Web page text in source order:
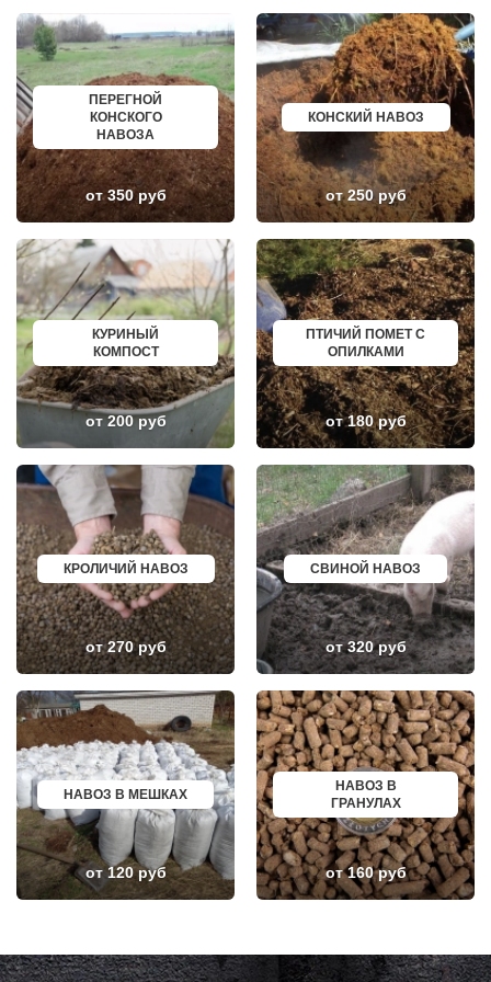
ЛИКИНО-ДУЛЕВО
ЛОБАНОВО
ЛОБНЯ
ЛОПАТИНСКИЙ
ЛОСИНО-ПЕТРОВСКИЙ
ЛОТОШИНО
ЛУКИНО
ЛУНЕВО
ЛУХОВИЦЫ
ЛЫТКАРИНО
ЛЬВОВСКИЙ
ЛЮБЕРЦЫ
МАЛАХОВКА
МАЛИНО
МАМЫРИ
МАРФИНО
МЕНДЕЛЕЕВО
МЕШКОВО
МЕЩЕРИНО
МИХНЕВО
МИШЕРОНСКИЙ
МОЖАЙСК
МОЛОДЕЖНЫЙ
МОЛОКОВО
МОНИНО
МОСКОВСКИЙ
МУХАНОВО
НАРО-ФОМИНСК
НАХАБИНО
НЕКРАСОВКА
НЕКРАСОВСКИЙ
НЕМЧИНОВКА
НИЖНЕЕ ВАЛУЕВО
НОВИНКИ
НОВОБРАТЦЕВСКИЙ
НОВОИВАНОВСКОЕ
НОВОПЕТРОВСКОЕ
НОВОПОДРЕЗКОВО
НОВОСИНЬКОВО
НОГИНСК
ОБОЛЕНСК
ОБУХОВО
ОДИНЦОВО
ОЖЕРЕЛЬЕ
ОКТЯБРЬСКИЙ
ОПАЛИХА
ОРЕХОВО-ЗУЕВО
ОСТРОВЦЫ
ПАВЛОВСКАЯ СЛОБОДА
ПЕРВОМАЙСКОЕ
ПЕРЕСВЕТ
СОСНОВЫЙ БОР
РЕВДА
ГАГАРИН
ПОЧИНОК
ГУСЕВ
КАНАШ
КУРГАНИНСК
ЩЕКИНО
ДИМИТРОВГРАД
СИМ
МАЛОЯРОСЛАВЕЦ
МАРИИНСК
ВЕРХНЯЯ ПЫШМА
РОССОШЬ
УСТЬ ЛАБИНСК
КОМСОМОЛЬСК
РЖЕВ
АЛЕКСЕЕВКА
ВЯЗЬМА
ИШИМ
ПОКРОВ
ЗЕЛЕНОДОЛЬСК
ЛИВНЫ
БОБРОВ
ЛИСКИ
КУЗНЕЦК
БАЛАШОВ
ВЫШНИЙ ВОЛОЧЕК
БЕЛОЯРСКИЙ
ГУСЬ ХРУСТАЛЬНЫЙ
ИЗБЕРБАШ
НАЗРАНЬ
АБИНСК
ПЕРЕВОЗ
ИСКИТИМ
СЫСЕРТЬ
КЫЗЫЛ
МИХАЙЛОВКА
АКСАЙ
ПЕРЕСЛАВЛЬ ЗАЛЕССКИЙ
ЖУКОВ
КУРЧАТОВ
УГЛИЧ
ШЕБЕКИНО
БЕЛОВО
СОКОЛ
ОЗЕРСК
ОКТЯБРЬСК
КИМРЫ
КОТЛАС
ДАНКОВ
МИЧУРИНСК
ПЕРЕГНОЙ
КОНСКОГО
НАВОЗА
от 350 руб
КОНСКИЙ НАВОЗ
от 250 руб
КУРИНЫЙ
КОМПОСТ
от 200 руб
ПТИЧИЙ ПОМЕТ С
ОПИЛКАМИ
от 180 руб
КРОЛИЧИЙ НАВОЗ
от 270 руб
СВИНОЙ НАВОЗ
от 320 руб
НАВОЗ В МЕШКАХ
от 120 руб
НАВОЗ В
ГРАНУЛАХ
от 160 руб